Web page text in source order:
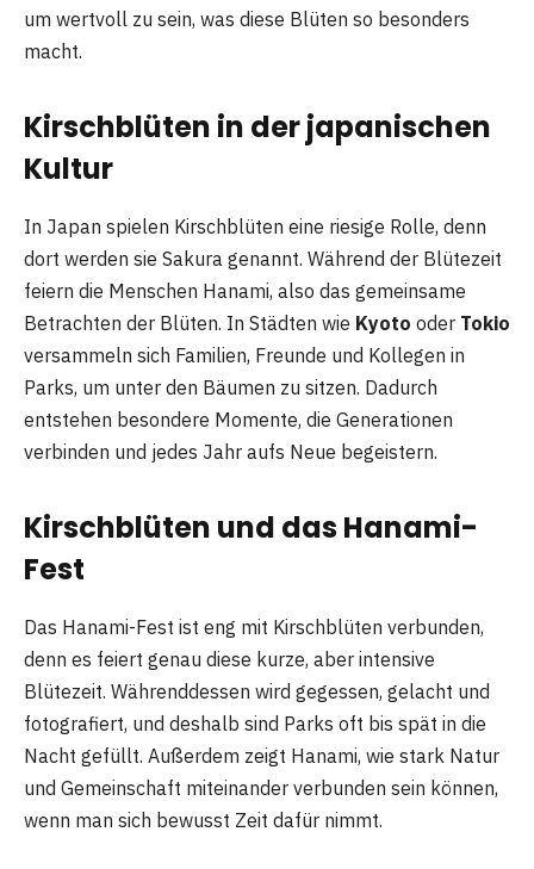
um wertvoll zu sein, was diese Blüten so besonders
macht.
Kirschblüten in der japanischen
Kultur
In Japan spielen Kirschblüten eine riesige Rolle, denn
dort werden sie Sakura genannt. Während der Blütezeit
feiern die Menschen Hanami, also das gemeinsame
Betrachten der Blüten. In Städten wie Kyoto oder Tokio
versammeln sich Familien, Freunde und Kollegen in
Parks, um unter den Bäumen zu sitzen. Dadurch
entstehen besondere Momente, die Generationen
verbinden und jedes Jahr aufs Neue begeistern.
Kirschblüten und das Hanami-
Fest
Das Hanami-Fest ist eng mit Kirschblüten verbunden,
denn es feiert genau diese kurze, aber intensive
Blütezeit. Währenddessen wird gegessen, gelacht und
fotografiert, und deshalb sind Parks oft bis spät in die
Nacht gefüllt. Außerdem zeigt Hanami, wie stark Natur
und Gemeinschaft miteinander verbunden sein können,
wenn man sich bewusst Zeit dafür nimmt.